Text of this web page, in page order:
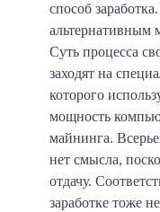
способ заработка.
альтернативным
Суть процесса
заходят на
которого
мощность
майнинга.
нет смысла,
отдачу.
заработке тоже